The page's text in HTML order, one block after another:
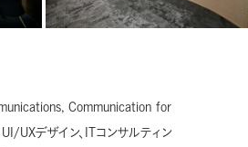
Communication for
UXデザイン、ITコンサルティン